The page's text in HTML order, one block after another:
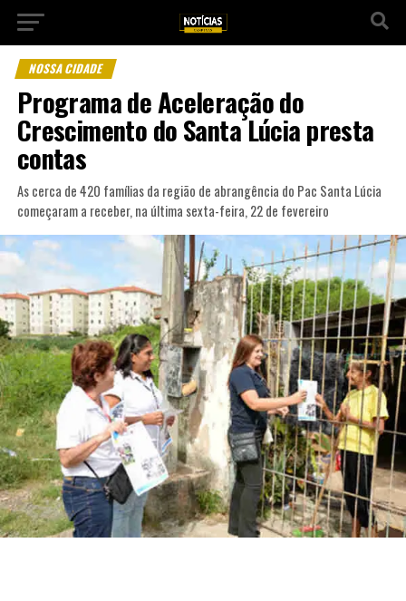
NOSSA CIDADE
Programa de Aceleração do
Crescimento do Santa Lúcia presta
contas
As cerca de 420 famílias da região de abrangência do Pac Santa Lúcia
começaram a receber, na última sexta-feira, 22 de fevereiro